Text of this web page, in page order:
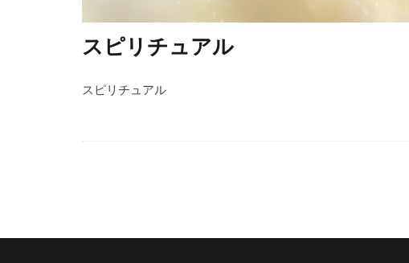
スピリチュアル
スピリチュアル